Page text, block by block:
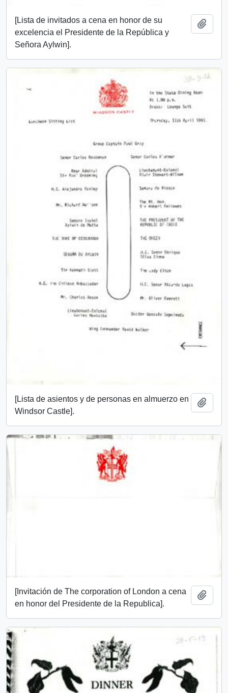
[Lista de invitados a cena en honor de su
excelencia el Presidente de la República y
Señora Aylwin].
[Lista de asientos y de personas en almuerzo en
Windsor Castle].
[Invitación de The corporation of London a cena
en honor del Presidente de la Republica].